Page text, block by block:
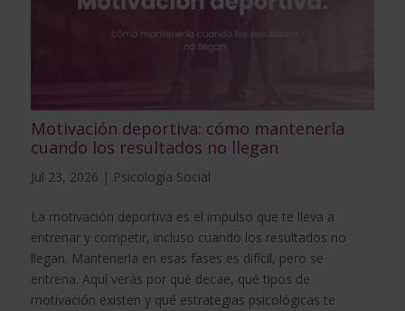
Motivación deportiva: cómo mantenerla
cuando los resultados no llegan
Jul 23, 2026 | Psicología Social
La motivación deportiva es el impulso que te lleva a
entrenar y competir, incluso cuando los resultados no
llegan. Mantenerla en esas fases es difícil, pero se
entrena. Aquí verás por qué decae, qué tipos de
motivación existen y qué estrategias psicológicas te